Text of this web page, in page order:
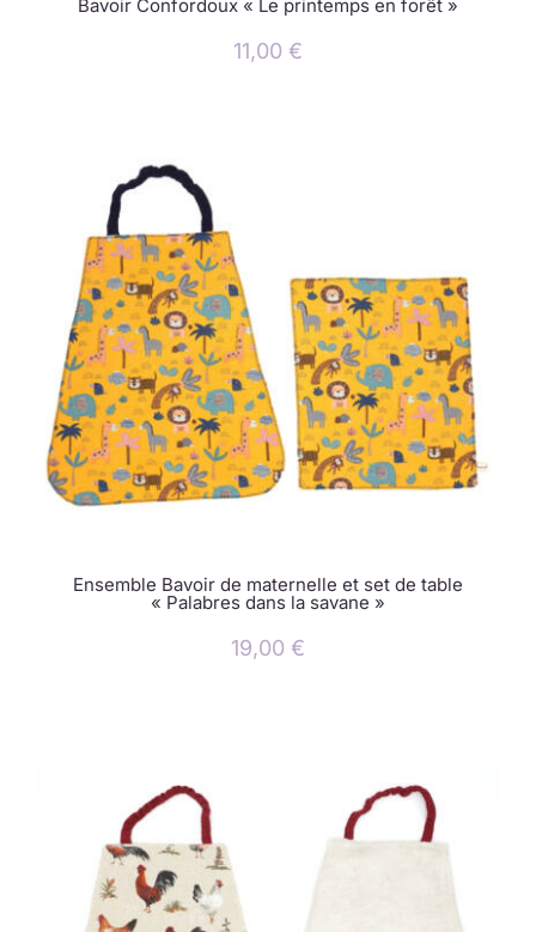
Bavoir Confordoux « Le printemps en forêt »
11,00 €
Ensemble Bavoir de maternelle et set de table
« Palabres dans la savane »
19,00 €